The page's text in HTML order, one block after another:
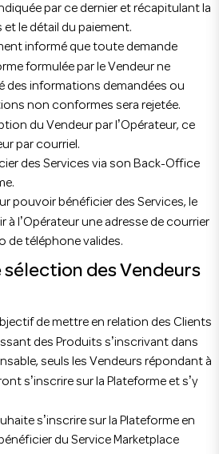
par ce dernier et récapitulant la
le détail du paiement.
informé que toute demande
formulée par le Vendeur ne
des informations demandées ou
non conformes sera rejetée.
du Vendeur par l ’Opérateur, ce
par courriel.
des Services via son Back-Office
pouvoir bénéficier des Services, le
à l ’Opérateur une adresse de courrier
de téléphone valides.
sélection des Vendeurs
de mettre en relation des Clients
des Produits s’inscrivant dans
seuls les Vendeurs répondant à
s’inscrire sur la Plateforme et s’y
s’inscrire sur la Plateforme en
du Service Marketplace
vous profitez d'une